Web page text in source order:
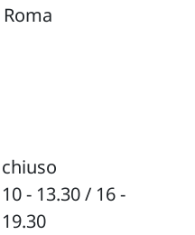
chiuso
10 - 13.30 / 16 -
19.30